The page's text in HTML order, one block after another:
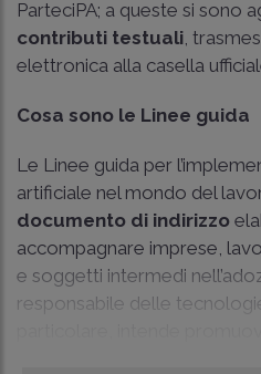
ParteciPA; a queste si sono
contributi testuali,
elettronica alla casella
Cosa sono le Linee guida
Le Linee guida per
artificiale nel mondo del
documento di indirizzo
accompagnare imprese,
e soggetti intermedi
responsabile delle